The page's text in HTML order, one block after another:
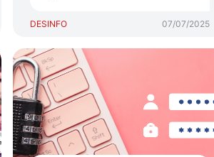
DESINFO 07/07/2025